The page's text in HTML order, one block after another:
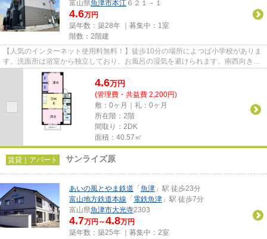
富山県魚津市本江 ６２１－１
4.6万円
築年数：築28年 ｜募集中： 1室
階数：2階建
【人気のインターネット使用料無料！】徒歩10分の場所によつば小学校がありま
す。洗面所は浴室から独立しており、お風呂の湿気を避けられます。南西向きの
日当りの良いお部屋です♪
4.6万円
(管理費・共益費 2,200円)
敷：0ヶ月｜礼：0ヶ月
所在階：2階
間取り：2DK
面積：40.57㎡
賃貸｜アパート サンライズ原
あいの風とやま鉄道 「 魚津 」駅 徒歩23分
富山地方鉄道本線 「 電鉄魚津 」駅 徒歩7分
富山県魚津市大光寺2303
4.7万円～4.8万円
築年数：築25年 ｜募集中： 2室